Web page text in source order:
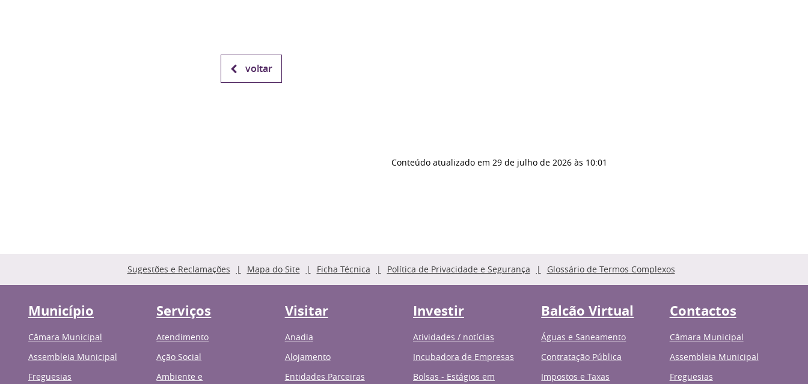
voltar
Conteúdo atualizado em 29 de julho de 2026 às 10:01
Sugestões e Reclamações Mapa do Site Ficha Técnica Política de Privacidade e Segurança Glossário de Termos Complexos
Município
Câmara Municipal
Assembleia Municipal
Freguesias
Serviços
Atendimento
Ação Social
Ambiente e
Visitar
Anadia
Alojamento
Entidades Parceiras
Investir
Atividades / notícias
Incubadora de Empresas
Bolsas - Estágios em
Balcão Virtual
Águas e Saneamento
Contratação Pública
Impostos e Taxas
Contactos
Câmara Municipal
Assembleia Municipal
Freguesias